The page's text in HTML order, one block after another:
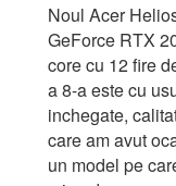
Noul Acer
GeForce RTX
core cu 12 fire
a 8-a este cu
inchegate,
care am avut
un model pe